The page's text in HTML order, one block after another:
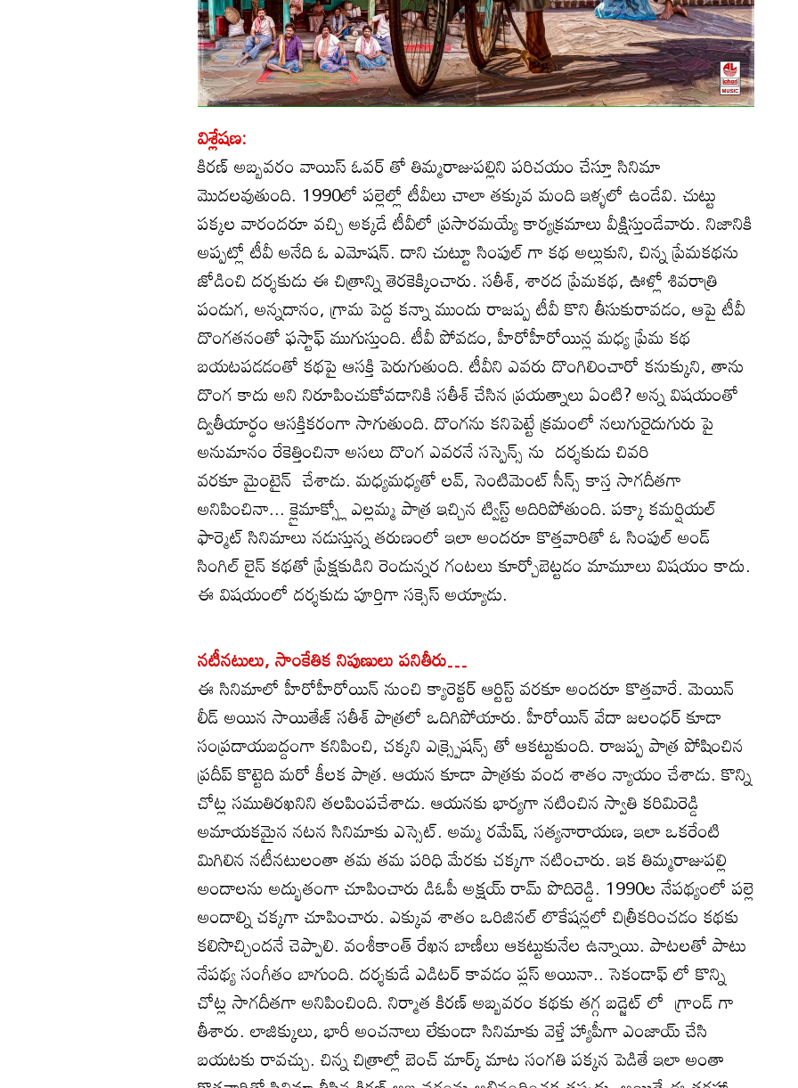
విశ్లేషణ:
కిరణ్ అబ్బవరం వాయిస్ ఓవర్ తో తిమ్మరాజుపల్లిని పరిచయం చేస్తూ సినిమా
మొదలవుతుంది. 1990లో పల్లెల్లో టీవీలు చాలా తక్కువ మంది ఇళ్ళలో ఉండేవి. చుట్టు
పక్కల వారందరూ వచ్చి అక్కడే టీవీలో ప్రసారమయ్యే కార్యక్రమాలు వీక్షిస్తుండేవారు. నిజానికి
అప్పట్లో టీవీ అనేది ఓ ఎమోషన్. దాని చుట్టూ సింపుల్ గా కథ అల్లుకుని, చిన్న ప్రేమకథను
జోడించి దర్శకుడు ఈ చిత్రాన్ని తెరకెక్కించారు. సతీశ్, శారద ప్రేమకథ, ఊళ్లో శివరాత్రి
పండుగ, అన్నదానం, గ్రామ పెద్ద కన్నా ముందు రాజప్ప టీవీ కొని తీసుకురావడం, ఆపై టీవీ
దొంగతనంతో ఫస్టాఫ్ ముగుస్తుంది. టీవీ పోవడం, హీరోహీరోయిన్ల మధ్య ప్రేమ కథ
బయటపడడంతో కథపై ఆసక్తి పెరుగుతుంది. టీవీని ఎవరు దొంగిలించారో కనుక్కుని, తాను
దొంగ కాదు అని నిరూపించుకోవడానికి సతీశ్ చేసిన ప్రయత్నాలు ఏంటి? అన్న విషయంతో
ద్వితీయార్ధం ఆసక్తికరంగా సాగుతుంది. దొంగను కనిపెట్టే క్రమంలో నలుగురైదుగురు పై
అనుమానం రేకెత్తించినా అసలు దొంగ ఎవరనే సస్పెన్స్ ను దర్శకుడు చివరి
వరకూ మైంటైన్ చేశాడు. మధ్యమధ్యతో లవ్, సెంటిమెంట్ సీన్స్ కాస్త సాగదీతగా
అనిపించినా... క్లైమాక్స్లో ఎల్లమ్మ పాత్ర ఇచ్చిన ట్విస్ట్ అదిరిపోతుంది. పక్కా కమర్షియల్
ఫార్మెట్ సినిమాలు నడుస్తున్న తరుణంలో ఇలా అందరూ కొత్తవారితో ఓ సింపుల్ అండ్
సింగిల్ లైన్ కథతో ప్రేక్షకుడిని రెండున్నర గంటలు కూర్చోబెట్టడం మామూలు విషయం కాదు.
ఈ విషయంలో దర్శకుడు పూర్తిగా సక్సెస్ అయ్యాడు.
నటీనటులు, సాంకేతిక నిపుణులు పనితీరు…
ఈ సినిమాలో హీరోహీరోయిన్ నుంచి క్యారెక్టర్ ఆర్టిస్ట్ వరకూ అందరూ కొత్తవారే. మెయిన్
లీడ్ అయిన సాయితేజ్ సతీశ్ పాత్రలో ఒదిగిపోయారు. హీరోయిన్ వేదా జలంధర్ కూడా
సంప్రదాయబద్దంగా కనిపించి, చక్కని ఎక్స్ప్రెషన్స్ తో ఆకట్టుకుంది. రాజప్ప పాత్ర పోషించిన
ప్రదీప్ కొట్టెది మరో కీలక పాత్ర. ఆయన కూడా పాత్రకు వంద శాతం న్యాయం చేశాడు. కొన్ని
చోట్ల సముతిరఖనిని తలపింపచేశాడు. ఆయనకు భార్యగా నటించిన స్వాతి కరిమిరెడ్డి
అమాయకమైన నటన సినిమాకు ఎస్సెట్. అమ్మ రమేష్, సత్యనారాయణ, ఇలా ఒకరేంటి
మిగిలిన నటీనటులంతా తమ తమ పరిధి మేరకు చక్కగా నటించారు. ఇక తిమ్మరాజుపల్లి
అందాలను అద్భుతంగా చూపించారు డిఓపీ అక్షయ్ రామ్ పొదిరెడ్డి. 1990ల నేపథ్యంలో పల్లె
అందాల్ని చక్కగా చూపించారు. ఎక్కువ శాతం ఒరిజినల్ లొకేషన్లలో చిత్రీకరించడం కథకు
కలిసొచ్చిందనే చెప్పాలి. వంశీకాంత్ రేఖన బాణీలు ఆకట్టుకునేల ఉన్నాయి. పాటలతో పాటు
నేపథ్య సంగీతం బాగుంది. దర్శకుడే ఎడిటర్ కావడం ప్లస్ అయినా.. సెకండాఫ్ లో కొన్ని
చోట్ల సాగదీతగా అనిపించింది. నిర్మాత కిరణ్ అబ్బవరం కథకు తగ్గ బడ్జెట్ లో గ్రాండ్ గా
తీశారు. లాజిక్కులు, భారీ అంచనాలు లేకుండా సినిమాకు వెళ్తే హ్యాపీగా ఎంజాయ్ చేసి
బయటకు రావచ్చు. చిన్న చిత్రాల్లో బెంచ్ మార్క్ మాట సంగతి పక్కన పెడితే ఇలా అంతా